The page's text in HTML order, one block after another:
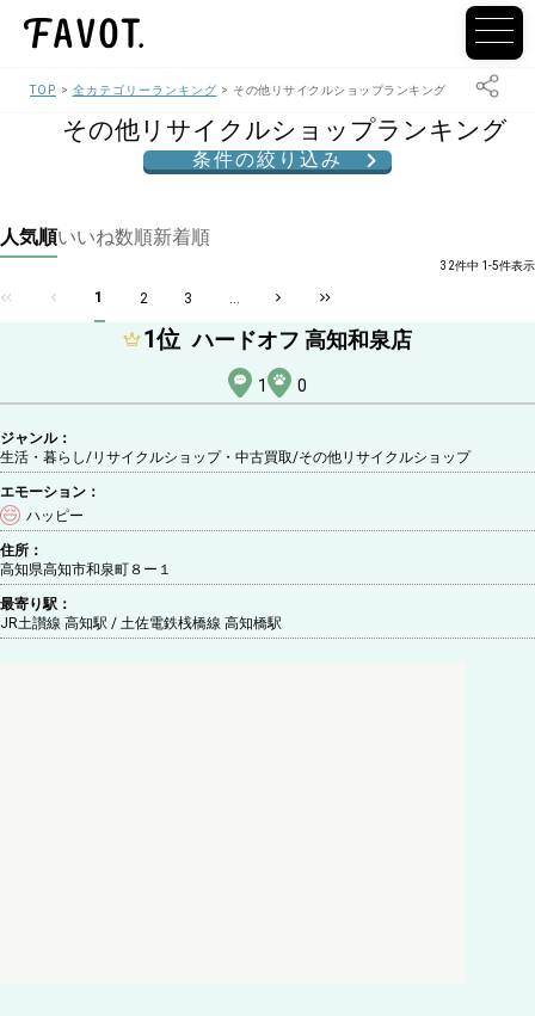
TOP 全カテゴリーランキング その他リサイクルショップランキング
その他リサイクルショップランキング
条件の絞り込み
人気順いいね数順新着順
32件中 1-5件表示
1 2 3 ...
1位 ハードオフ 高知和泉店
1 0
ジャンル：
生活・暮らし/リサイクルショップ・中古買取/その他リサイクルショップ
エモーション：
ハッピー
住所：
高知県高知市和泉町８ー１
最寄り駅：
JR土讃線 高知駅 / 土佐電鉄桟橋線 高知橋駅